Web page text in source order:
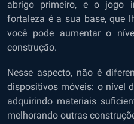
abrigo primeiro, e o jogo
fortaleza é a sua base, que
você pode aumentar o
construção.
Nesse aspecto, não é
dispositivos móveis: o nível
adquirindo materiais
melhorando outras